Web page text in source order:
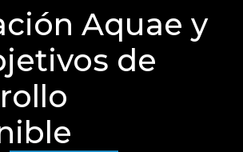
Aquae y
de